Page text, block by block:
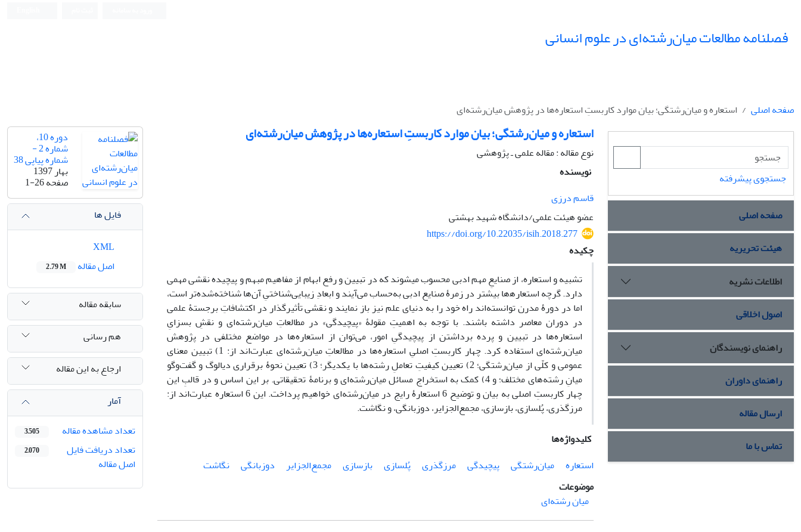
فصلنامه مطالعات میان‌رشته‌ای در علوم انسانی
صفحه اصلی استعاره و میان‌رشتگی؛ بیان موارد کاربستِ استعاره‌ها در پژوهش میان‌رشته‌ای
استعاره و میان‌رشتگی؛ بیان موارد کاربستِ استعاره‌ها در پژوهش میان‌رشته‌ای
نوع مقاله : مقاله علمی ـ پژوهشی
نویسنده
قاسم درزی
عضو هیئت علمی/دانشگاه شهید بهشتی
https://doi.org/10.22035/isih.2018.277
چکیده
تشبیه و استعاره، از صنایعِ مهم ادبی محسوب می‍شوند که در تبیین و رفع ابهام از مفاهیم مبهم و پیچیده نقشی مهمی
دارد. گرچه استعاره‍‌ها بیشتر در زمرۀ صنایع ادبی به‌حساب می‌آیند و ابعادِ زیبایی‌شناختیِ آن‌ها شناخته‌شده‌تر است،
اما در دورۀ مدرن توانسته‌اند راه خود را به دنیای علم نیز باز نمایند و نقشی تأثیرگذار در اکتشافاتِ برجستۀ علمی
در دوران معاصر داشته باشند. با توجه به اهمیتِ مقولۀ «پیچیدگی» در مطالعاتِ میان‌رشته‌ای و نقشِ بسزایِ
استعاره‌ها در تبیین و پرده برداشتن از پیچیدگیِ امور، می‌توان از استعاره‌ها در مواضع مختلفی در پژوهش
میان‌رشته‌ای استفاده کرد. چهار کاربستِ اصلیِ استعاره‌ها در مطالعاتِ میان‌رشته‌ای عبارت‌اند از: 1) تبیین معنای
عمومی و کلّی از میان‌رشتگی؛ 2) تعیین کیفیتِ تعاملِ رشته‌ها با یکدیگر؛ 3) تعیین نحوۀ برقراری دیالوگ و گفت‌وگو
میانِ رشته‌های مختلف؛ و 4) کمک به استخراج مسائل میان‌رشته‌ای و برنامۀ تحقیقاتی. بر این اساس و در قالبِ این
چهار کاربستِ اصلی به بیان و توضیح 6 استعارۀ رایج در میان‌رشته‌ای خواهیم پرداخت. این 6 استعاره عبارت‌اند از:
مرزگذری، پُل‍سازی، بازسازی، مجمع‌الجزایر، دوزبانگی، و نگاشت.
کلیدواژه‌ها
استعاره
میان‌رشتگی پیچیدگی مرزگذری پُلسازی بازسازی مجمع‌الجزایر دوزبانگی
نگاشت
موضوعات
میان رشته‌ای
دوره 10،
شماره 2 -
شماره پیاپی 38
بهار 1397
صفحه1-26
فایل ها
اصل مقاله
2.79 M
سابقه مقاله
هم رسانی
ارجاع به این مقاله
آمار
تعداد مشاهده مقاله
3,505
تعداد دریافت فایل
اصل مقاله
2,070
جستجوی پیشرفته
صفحه اصلی
هیئت تحریریه
اطلاعات نشریه
اصول اخلاقی
راهنمای نویسندگان
راهنمای داوران
ارسال مقاله
تماس با ما